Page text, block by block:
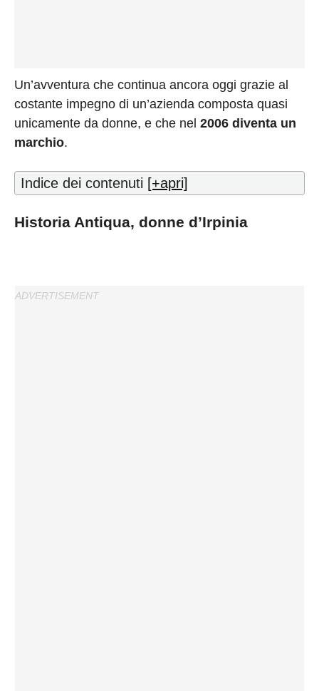
Un’avventura che continua ancora oggi grazie al
costante impegno di un’azienda composta quasi
unicamente da donne, e che nel 2006 diventa un
marchio.
Indice dei contenuti [+apri]
Historia Antiqua, donne d’Irpinia